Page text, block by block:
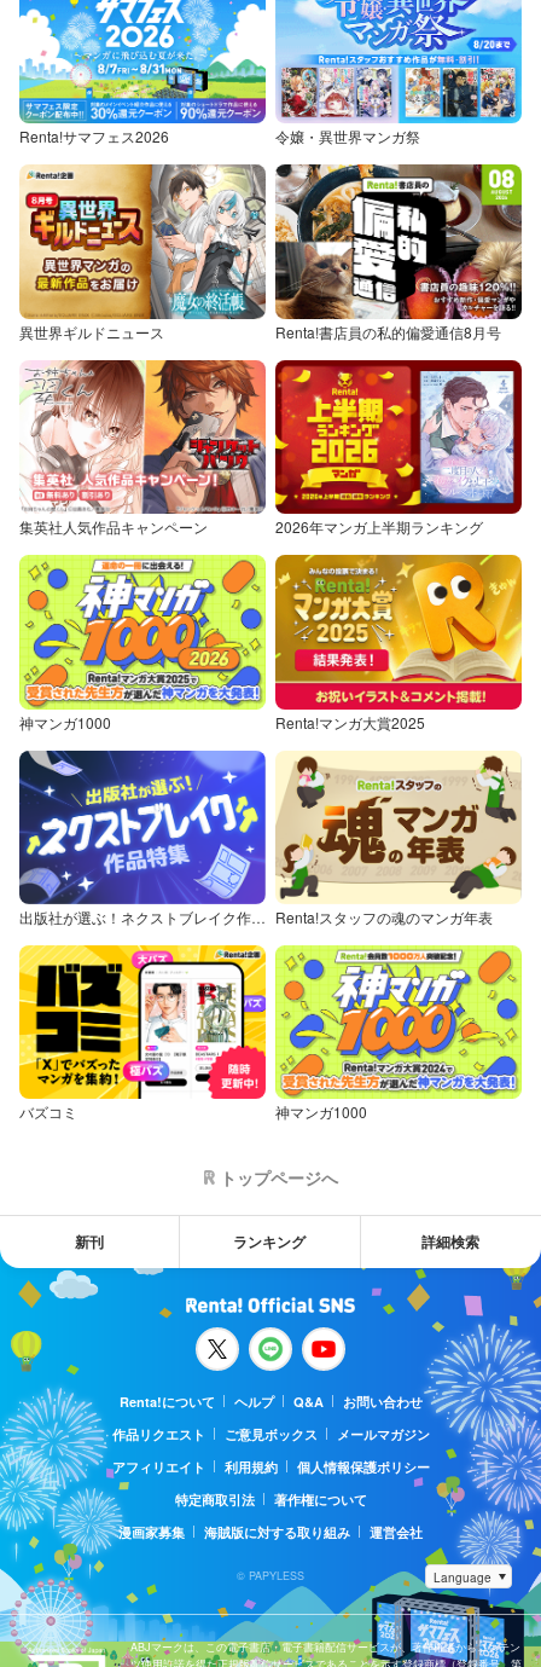
Renta!サマフェス2026 令嬢・異世界マンガ祭
異世界ギルドニュース Renta!書店員の私的偏愛通信8月号
集英社人気作品キャンペーン 2026年マンガ上半期ランキング
神マンガ1000 Renta!マンガ大賞2025
出版社が選ぶ！ネクストブレイク作品特集 Renta!スタッフの魂のマンガ年表
バズコミ 神マンガ1000
トップページへ
新刊 ランキング 詳細検索
Renta!について ヘルプ Q&A
お問い合わせ
作品リクエスト
ご意見ボックス
メールマガジン
アフィリエイト
利用規約
個人情報保護ポリシー
特定商取引法
著作権について
漫画家募集
海賊版に対する取り組み 運営会社
© PAPYLESS
ABJマークは、この電子書店・電子書籍配信サービスが、著作権者からコンテン
ツ使用許諾を得た正規版配信サービスであることを示す登録商標（登録番号 第